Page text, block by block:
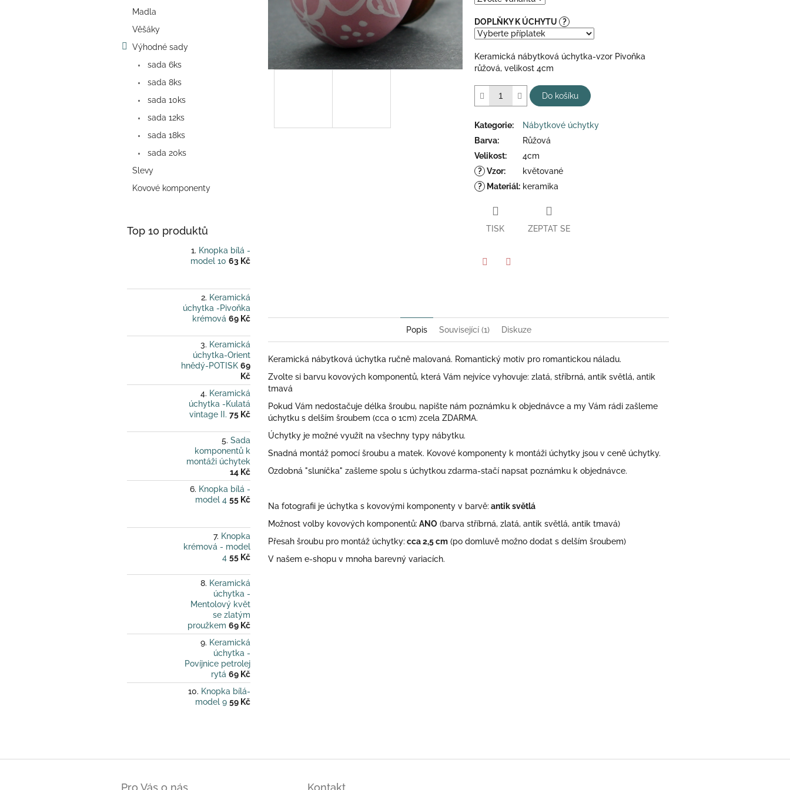
Madla
Věšáky
Výhodné sady
sada 6ks
sada 8ks
sada 10ks
sada 12ks
sada 18ks
sada 20ks
Slevy
Kovové komponenty
Top 10 produktů
Knopka bílá -
model 10 63 Kč
Keramická
úchytka -Pivoňka
krémová 69 Kč
Keramická
úchytka-Orient
hnědý-POTISK 69
Kč
Keramická
úchytka -Kulatá
vintage II. 75 Kč
Sada
komponentů k
montáži úchytek
14 Kč
Knopka bílá -
model 4 55 Kč
Knopka
krémová - model
4 55 Kč
Keramická
úchytka -
Mentolový květ
se zlatým
proužkem 69 Kč
Keramická
úchytka -
Povíjnice petrolej
rytá 69 Kč
Knopka bílá-
model 9 59 Kč
5
hvězdiček.
DOPLŇKY K ÚCHYTU ?
Keramická nábytková úchytka-vzor Pivoňka
růžová, velikost 4cm
Do košíku
Kategorie:
Nábytkové úchytky
Barva:
Růžová
Velikost:
4cm
? Vzor:
květované
? Materiál: keramika
TISK ZEPTAT SE
Popis Související (1) Diskuze
Keramická nábytková úchytka ručně malovaná. Romantický motiv pro romantickou náladu.
Zvolte si barvu kovových komponentů, která Vám nejvíce vyhovuje: zlatá, stříbrná, antik světlá, antik
tmavá
Pokud Vám nedostačuje délka šroubu, napište nám poznámku k objednávce a my Vám rádi zašleme
úchytku s delším šroubem (cca o 1cm) zcela ZDARMA.
Úchytky je možné využít na všechny typy nábytku.
Snadná montáž pomocí šroubu a matek. Kovové komponenty k montáži úchytky jsou v ceně úchytky.
Ozdobná "sluníčka" zašleme spolu s úchytkou zdarma-stačí napsat poznámku k objednávce.
Na fotografii je úchytka s kovovými komponenty v barvě: antik světlá
Možnost volby kovových komponentů: ANO (barva stříbrná, zlatá, antik světlá, antik tmavá)
Přesah šroubu pro montáž úchytky: cca 2,5 cm (po domluvě možno dodat s delším šroubem)
V našem e-shopu v mnoha barevný variacích.